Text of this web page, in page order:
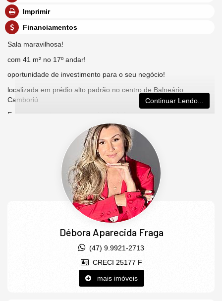
Imprimir
Financiamentos
Sala maravilhosa!
com 41 m² no 17º andar!
oportunidade de investimento para o seu negócio!
localizada em prédio alto padrão no centro de Balneário
Camboriú
Entre em contato para agendar visita!
Continuar Lendo...
Débora Aparecida Fraga
(47) 9.9921-2713
CRECI 25177 F
mais imóveis